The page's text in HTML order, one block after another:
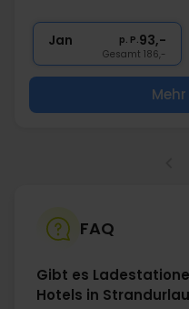
1x Kaffee zum
Jan p. P.93,-
Gesamt 186,-
FAQ
Gibt es
Hotels in